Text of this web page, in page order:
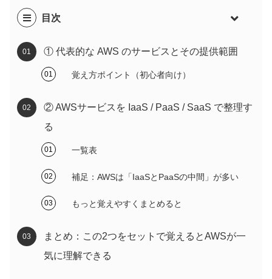
目次
① 代表的な AWS のサービスとその提供範囲
覚え方ポイント（初心者向け）
② AWSサービスを IaaS / PaaS / SaaS で整理す
る
一覧表
補足：AWSは「IaaSとPaaSの中間」が多い
もっと覚えやすくまとめると
まとめ：この2つをセットで覚えるとAWSが一
気に理解できる